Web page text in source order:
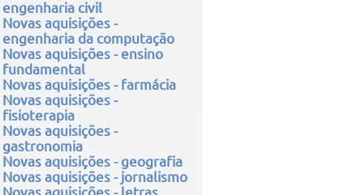
engenharia civil
Novas aquisições -
engenharia da computação
Novas aquisições - ensino
fundamental
Novas aquisições - farmácia
Novas aquisições -
fisioterapia
Novas aquisições -
gastronomia
Novas aquisições - geografia
Novas aquisições - jornalismo